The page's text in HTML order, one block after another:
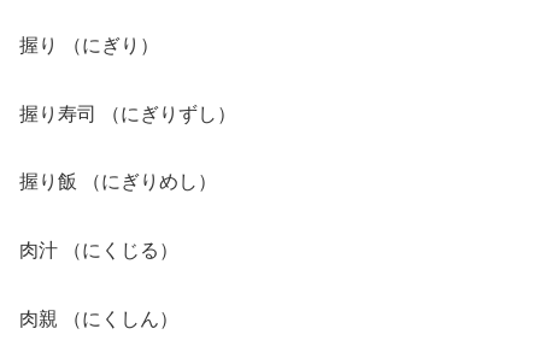
握り （にぎり）
握り寿司 （にぎりずし）
握り飯 （にぎりめし）
肉汁 （にくじる）
肉親 （にくしん）